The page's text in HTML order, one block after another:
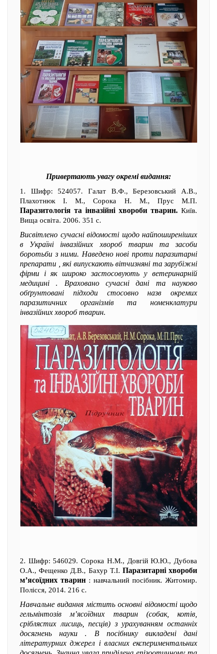
Привертають увагу окремі видання:
1. Шифр: 524057. Галат В.Ф., Березовський А.В.,
Плахотнюк І. М., Сорока Н. М., Прус М.П.
Паразитологія та інвазійні хвороби тварин. Київ.
Вища освіта. 2006. 351 с.
Висвітлено сучасні відомості щодо найпоширеніших
в Україні інвазійних хвороб тварин та засоби
боротьби з ними. Наведено нові проти паразитарні
препарати , які випускають вітчизняні та зарубіжні
фірми і як широко застосовують у ветеринарній
медицині . Враховано сучасні дані та науково
обґрунтовані підходи стосовно назв окремих
паразитичних організмів та номенклатури
інвазійних хвороб тварин.
2. Шифр: 546029. Сорока Н.М., Довгій Ю.Ю., Дубова
О.А., Фещенко Д.В., Бахур Т.І. Паразитарні хвороби
м’ясоїдних тварин : навчальний посібник. Житомир.
Полісся, 2014. 216 с.
Навчальне видання містить основні відомості щодо
гельмінтозів м’ясоїдних тварин (собак, котів,
сріблястих лисиць, песців) з урахуванням останніх
досягнень науки . В посібнику викладені дані
літературних джерел і власних експериментальних